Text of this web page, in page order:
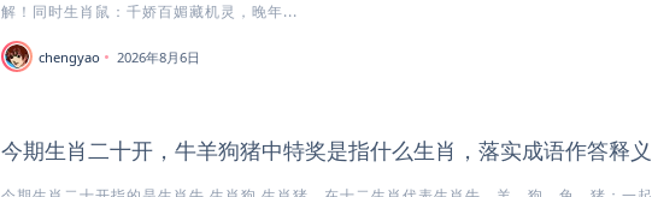
解！同时生肖鼠：千娇百媚藏机灵，晚年...
chengyao 2026年8月6日
今期生肖二十开，牛羊狗猪中特奖是指什么生肖，落实成语作答释义